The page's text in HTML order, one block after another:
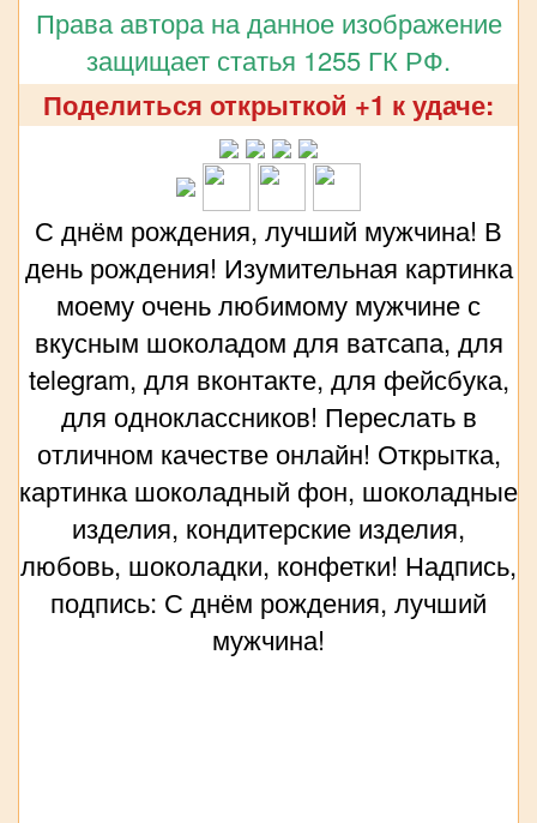
Права автора на данное изображение
защищает статья 1255 ГК РФ.
Поделиться открыткой +1 к удаче:
С днём рождения, лучший мужчина! В
день рождения! Изумительная картинка
моему очень любимому мужчине с
вкусным шоколадом для ватсапа, для
telegram, для вконтакте, для фейсбука,
для одноклассников! Переслать в
отличном качестве онлайн! Открытка,
картинка шоколадный фон, шоколадные
изделия, кондитерские изделия,
любовь, шоколадки, конфетки! Надпись,
подпись: С днём рождения, лучший
мужчина!